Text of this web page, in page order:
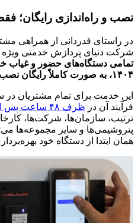
نصب و راه‌اندازی رایگان؛ فقط
در راستای قدردانی از همراهی
شرکت دنیای پردازش خدمتی ویژه
تمامی دستگاه‌های حضور و غیاب
۱۴۰۴، به صورت کاملاً رایگان نصب و راه‌اندازی خواهند شد.
این خدمت برای تمام مشتریان
فرآیند آن در ظرف ۴۸ ساعت پس از خرید
ترتیب، سازمان‌ها، شرکت‌ها،
پتروشیمی‌ها و سایر مجموعه‌ها
همان ابتدا از دستگاه خود